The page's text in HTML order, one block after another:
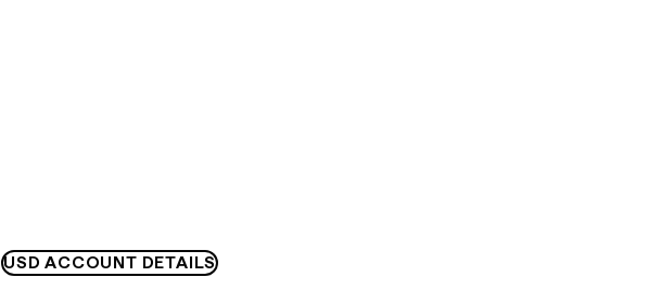
USD ACCOUNT DETAILS